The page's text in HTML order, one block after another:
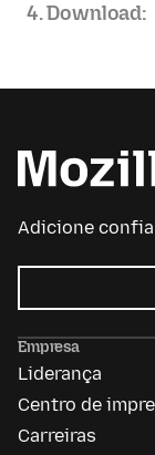
4. Download:
Adicione
Empresa
Liderança
Centro de
Carreiras